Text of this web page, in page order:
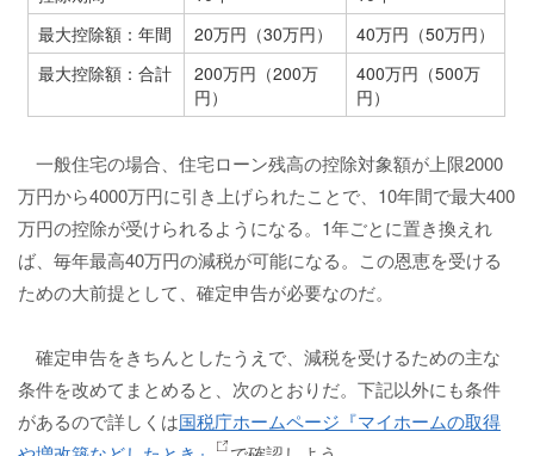
最大控除額：年間
20万円（30万円）
40万円（50万円）
最大控除額：合計
200万円（200万
円）
400万円（500万
円）
一般住宅の場合、住宅ローン残高の控除対象額が上限2000
万円から4000万円に引き上げられたことで、10年間で最大400
万円の控除が受けられるようになる。1年ごとに置き換えれ
ば、毎年最高40万円の減税が可能になる。この恩恵を受ける
ための大前提として、確定申告が必要なのだ。
確定申告をきちんとしたうえで、減税を受けるための主な
条件を改めてまとめると、次のとおりだ。下記以外にも条件
があるので詳しくは国税庁ホームページ『マイホームの取得